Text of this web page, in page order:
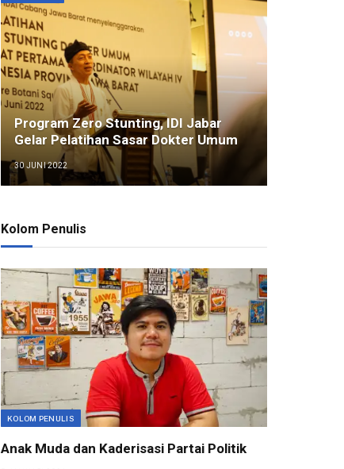
Program Zero Stunting, IDI Jabar
Gelar Pelatihan Sasar Dokter Umum
30 JUNI 2022
Kolom Penulis
KOLOM PENULIS
Anak Muda dan Kaderisasi Partai Politik